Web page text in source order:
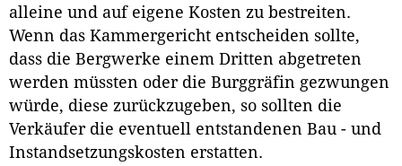
alleine und auf eigene Kosten zu bestreiten.
Wenn das Kammergericht entscheiden sollte,
dass die Bergwerke einem Dritten abgetreten
werden müssten oder die Burggräfin gezwungen
würde, diese zurückzugeben, so sollten die
Verkäufer die eventuell entstandenen Bau - und
Instandsetzungskosten erstatten.